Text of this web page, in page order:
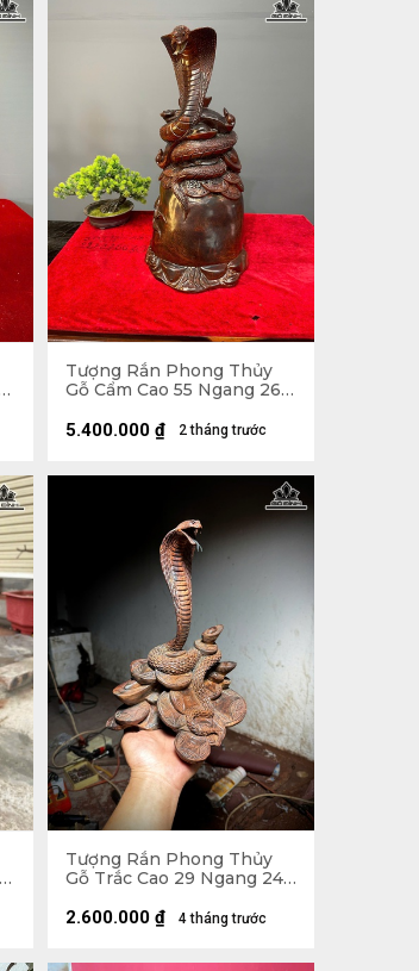
Tượng Rắn Phong Thủy
Gỗ Cẩm Cao 55 Ngang 26
2 tháng trước
5.400.000 ₫
Tượng Rắn Phong Thủy
Gỗ Trắc Cao 29 Ngang 24
4 tháng trước
2.600.000 ₫